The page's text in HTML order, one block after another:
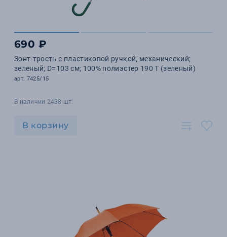
690 ₽
Зонт-трость с пластиковой ручкой, механический;
зеленый; D=103 см; 100% полиэстер 190 T (зеленый)
арт. 7425/15
В наличии 2438 шт.
В корзину